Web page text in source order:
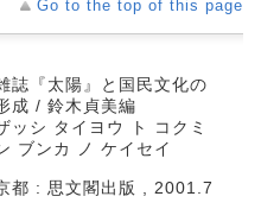
Go to the top of this page
誌『太陽』と国民文化の
成 / 鈴木貞美編
ッシ タイヨウ ト コクミ
ブンカ ノ ケイセイ
都 : 思文閣出版 , 2001.7